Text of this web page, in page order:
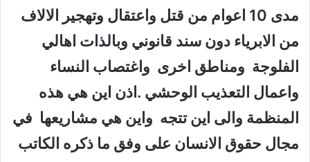
مدى 10 اعوام من قتل واعتقال وتهجير الالاف
من الابرياء دون سند قانوني وبالذات اهالي
الفلوجة ومناطق اخرى واغتصاب النساء
واعمال التعذيب الوحشي .اذن اين هي هذه
المنظمة والى اين تتجه واين هي مشاريعها في
مجال حقوق الانسان على وفق ما ذكره الكاتب